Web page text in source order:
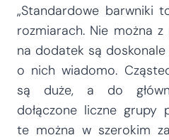
„Standardowe barwniki
rozmiarach. Nie można
na dodatek są
o nich wiadomo.
są duże, a do
dołączone liczne grupy
te można w szerokim